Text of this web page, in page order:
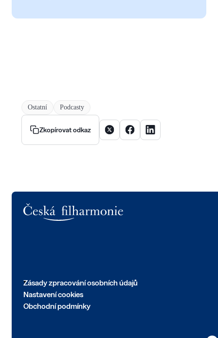
Ostatní Podcasty
Zkopírovat odkaz Sdílet článek na X
Sdílet článek na Facebooku
Sdílet článek na
Zásady zpracování osobních údajů
Nastavení cookies
Obchodní podmínky